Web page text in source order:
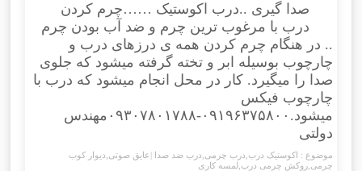
صدا گیری ..درب اکوستیک ……چرم کردن
درب با مرغوب ترین چرم و ضد آب بودن چرم
.. در هنگام چرم کردن همه ی درزهای درب و
چارچوب بوسیله ابر و تخته گرفته میشود که جلوی
صدا را میگیرد. کار در محل انجام میشود که درب با
چارچوب فیکس
میشود.۰۹۱۹۶۳۷۵۸۰۰-۰۹۳۰۷۸۰۱۷۸۸مهندس
دولتی
موضوع : اکوستیک درب درب چرمی درب ضد صدا |عایق صوتی دیوار کوب
چرمی ,روکش چرمی درب لمسه کاری